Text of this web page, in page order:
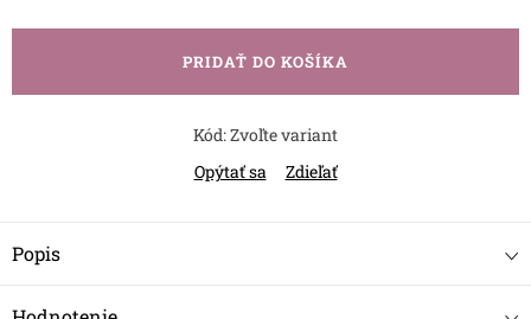
cena:
PRIDAŤ DO KOŠÍKA
Kód:Zvoľte variant
Opýtať sa
Zdieľať
Popis